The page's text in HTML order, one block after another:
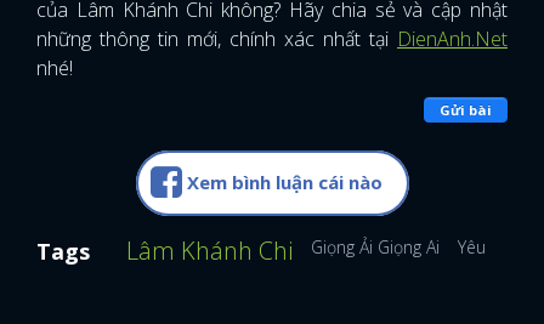
của Lâm Khánh Chi không? Hãy chia sẻ và cập nhật
những thông tin mới, chính xác nhất tại DienAnh.Net
nhé!
Gửi bài
Xem bình luận cái nào
Tags Lâm Khánh Chi Giọng Ải Giọng Ai Yêu Lại Từ